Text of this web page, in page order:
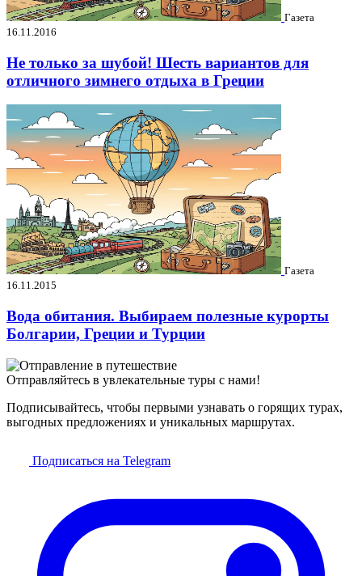
Газета
16.11.2016
Не только за шубой! Шесть вариантов для
отличного зимнего отдыха в Греции
Газета
16.11.2015
Вода обитания. Выбираем полезные курорты
Болгарии, Греции и Турции
Отправляйтесь в увлекательные туры с нами!
Подписывайтесь, чтобы первыми узнавать о горящих турах,
выгодных предложениях и уникальных маршрутах.
Подписаться на Telegram